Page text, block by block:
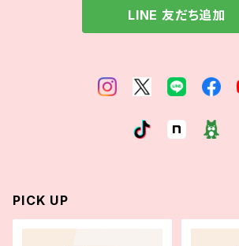
LINE 友だち追加
PICK UP